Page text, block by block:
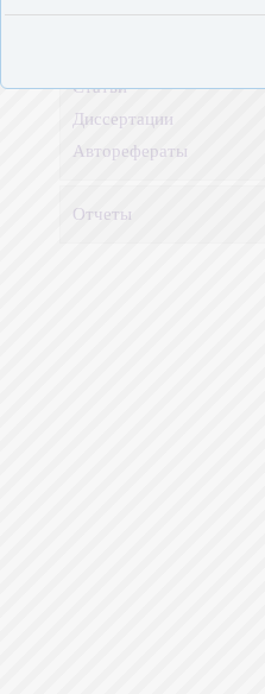
Статьи
Диссертации
Авторефераты
Отчеты